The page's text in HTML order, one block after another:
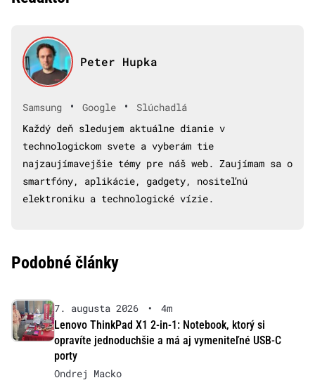
Peter Hupka
Samsung • Google •
Slúchadlá
Každý deň sledujem aktuálne dianie v
technologickom svete a vyberám tie
najzaujímavejšie témy pre náš web. Zaujímam sa o
smartfóny, aplikácie, gadgety, nositeľnú
elektroniku a technologické vízie.
Podobné články
7. augusta 2026 •
4m
Lenovo ThinkPad X1 2-in-1: Notebook, ktorý si
opravíte jednoduchšie a má aj vymeniteľné USB-C
porty
Ondrej Macko